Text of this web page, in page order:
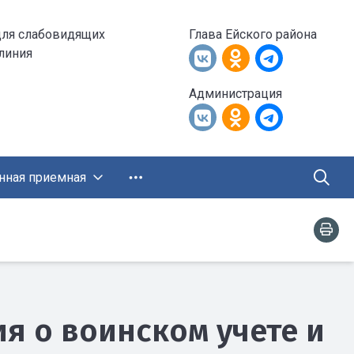
слабовидящих
Глава Ейского района
Администрация
приемная
о воинском учете и